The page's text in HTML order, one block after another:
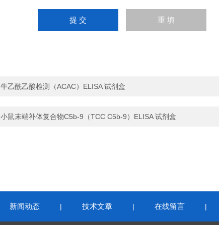
牛乙酰乙酸检测（ACAC）ELISA 试剂盒
小鼠末端补体复合物C5b-9（TCC C5b-9）ELISA 试剂盒
新闻动态 | 技术文章 | 在线留言 |